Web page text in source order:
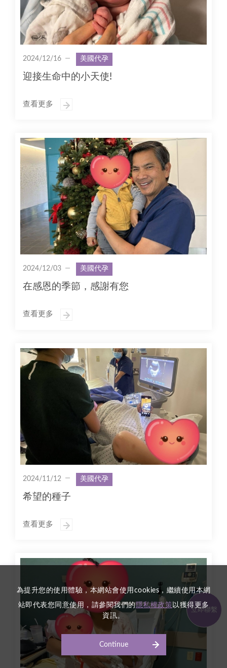
2024/12/16 美國代孕
迎接生命中的小天使!
查看更多
2024/12/03 美國代孕
在感恩的季節，感謝有您
查看更多
2024/11/12 美國代孕
希望的種子
查看更多
立即聯繫
為提升您的使用體驗，本網站會使用cookies，繼續使用本網
站即代表您同意使用，請參閱我們的隱私權政策 以獲得更多
資訊。
Continue